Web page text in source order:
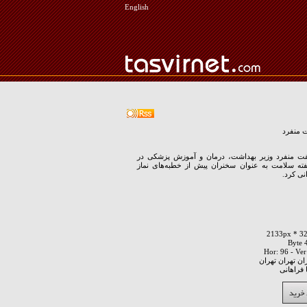
English
منفرد
منفرد وزیر بهداشت، درمان و آموزش پزشکی در
سلامت به عنوان سخنران پیش از خطبه‌های نماز
کرد.
تهران تهران